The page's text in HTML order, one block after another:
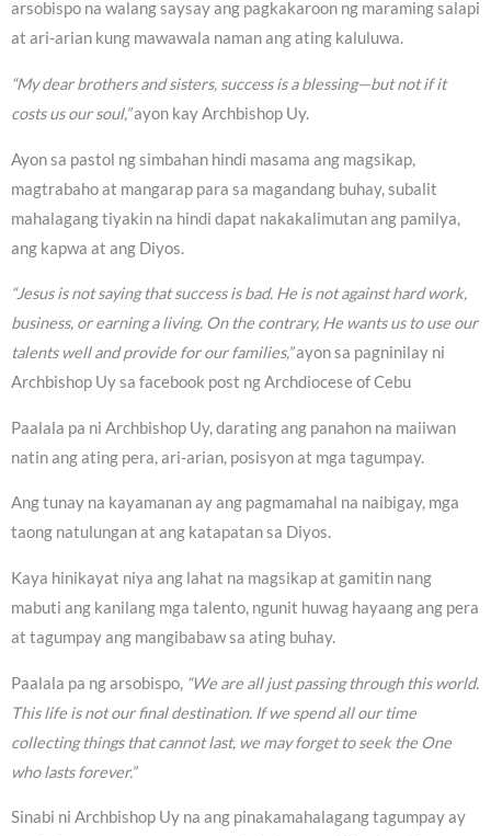
arsobispo na walang saysay ang pagkakaroon ng maraming salapi
at ari-arian kung mawawala naman ang ating kaluluwa.
“My dear brothers and sisters, success is a blessing—but not if it
costs us our soul,”ayon kay Archbishop Uy.
Ayon sa pastol ng simbahan hindi masama ang magsikap,
magtrabaho at mangarap para sa magandang buhay, subalit
mahalagang tiyakin na hindi dapat nakakalimutan ang pamilya,
ang kapwa at ang Diyos.
“Jesus is not saying that success is bad. He is not against hard work,
business, or earning a living. On the contrary, He wants us to use our
talents well and provide for our families,”ayon sa pagninilay ni
Archbishop Uy sa facebook post ng Archdiocese of Cebu
Paalala pa ni Archbishop Uy, darating ang panahon na maiiwan
natin ang ating pera, ari-arian, posisyon at mga tagumpay.
Ang tunay na kayamanan ay ang pagmamahal na naibigay, mga
taong natulungan at ang katapatan sa Diyos.
Kaya hinikayat niya ang lahat na magsikap at gamitin nang
mabuti ang kanilang mga talento, ngunit huwag hayaang ang pera
at tagumpay ang mangibabaw sa ating buhay.
Paalala pa ng arsobispo, “We are all just passing through this world.
This life is not our final destination. If we spend all our time
collecting things that cannot last, we may forget to seek the One
who lasts forever.”
Sinabi ni Archbishop Uy na ang pinakamahalagang tagumpay ay